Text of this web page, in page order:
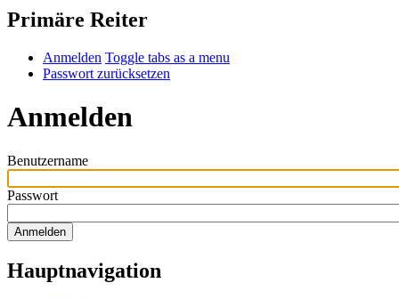
Primäre Reiter
Anmelden Toggle tabs as a menu
Passwort zurücksetzen
Anmelden
Benutzername
Passwort
Hauptnavigation